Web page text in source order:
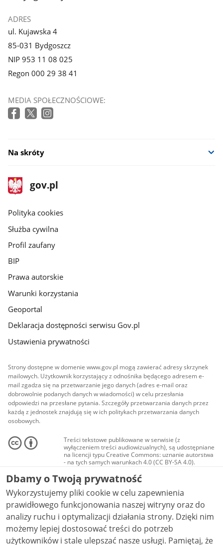
ADRES
ul. Kujawska 4
85-031 Bydgoszcz
NIP 953 11 08 025
Regon 000 29 38 41
MEDIA SPOŁECZNOŚCIOWE:
Na skróty
stopka
gov.pl
Strona
gov.pl
gov.pl
Polityka cookies
Służba cywilna
Profil zaufany
BIP
Prawa autorskie
Warunki korzystania
Geoportal
Deklaracja dostępności serwisu Gov.pl
Ustawienia prywatności
Strony dostępne w domenie www.gov.pl mogą zawierać adresy skrzynek
mailowych. Użytkownik korzystający z odnośnika będącego adresem e-
mail zgadza się na przetwarzanie jego danych (adres e-mail oraz
dobrowolnie podanych danych w wiadomości) w celu przesłania
odpowiedzi na przesłane pytania. Szczegóły przetwarzania danych przez
każdą z jednostek znajdują się w ich politykach przetwarzania danych
osobowych.
Treści tekstowe publikowane w serwisie (z
wyłączeniem treści audiowizualnych), są udostępniane
na licencji typu Creative Commons: uznanie autorstwa
- na tych samych warunkach 4.0 (CC BY-SA 4.0).
Materiały audiowizualne, w tym zdjęcia, materiały
audio i wideo, są udostępniane na licencji typu
Creative Commons: uznanie autorstwa użycie
niekomercyjne - bez utworów zależnych 4.0 (CC BY-
NC-ND 4.0), o ile nie jest to stwierdzone inaczej.
Dbamy o Twoją prywatność
Wykorzystujemy pliki cookie w celu zapewnienia
prawidłowego funkcjonowania naszej witryny oraz do
analizy ruchu i optymalizacji działania strony. Dzięki nim
możemy lepiej dostosować treści do potrzeb
użytkowników i stale ulepszać nasze usługi. Pamiętaj, że